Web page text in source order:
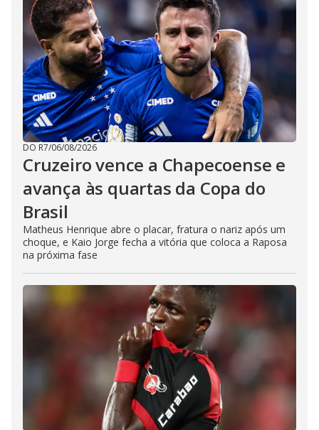
DO R7/06/08/2026
Cruzeiro vence a Chapecoense e
avança às quartas da Copa do
Brasil
Matheus Henrique abre o placar, fratura o nariz após um
choque, e Kaio Jorge fecha a vitória que coloca a Raposa
na próxima fase